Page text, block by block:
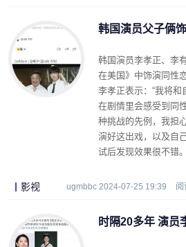
韩国演员父子俩
韩国演员李孝正、李
在美国》中饰演同性
李孝正表示：“我将
在剧情里会感受到同
种挑战的先例，我担
演好这出戏，以及自
试后发现效果很不错
影视 ugmbbc 2024-07-25 19:39
时隔20多年 演员